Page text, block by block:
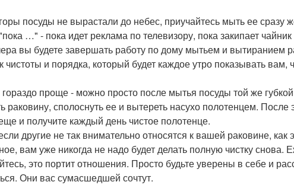
посуды не вырастали до небес, приучайтесь мыть ее сразу
…" - пока идет реклама по телевизору, пока закипает чайник
вы будете завершать работу по дому мытьем и вытиранием
чистоты и порядка, который будет каждое утро показывать вам,
гораздо проще - можно просто после мытья посуды той же
раковину, сполоснуть ее и вытереть насухо полотенцем. После
и получите каждый день чистое полотенце.
другие не так внимательно относятся к вашей раковине,
вам уже никогда не надо будет делать полную чистку
это портит отношения. Просто будьте уверены в себе и
Они вас сумасшедшей сочтут.